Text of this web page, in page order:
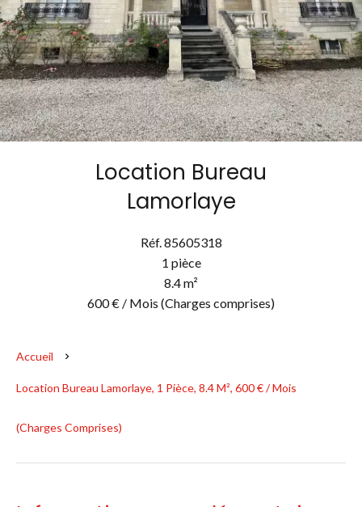
Location Bureau
Lamorlaye
Réf. 85605318
1 pièce
8.4 m²
600 € / Mois (Charges comprises)
Accueil
Location Bureau Lamorlaye, 1 Pièce, 8.4 M², 600 € / Mois
(Charges Comprises)